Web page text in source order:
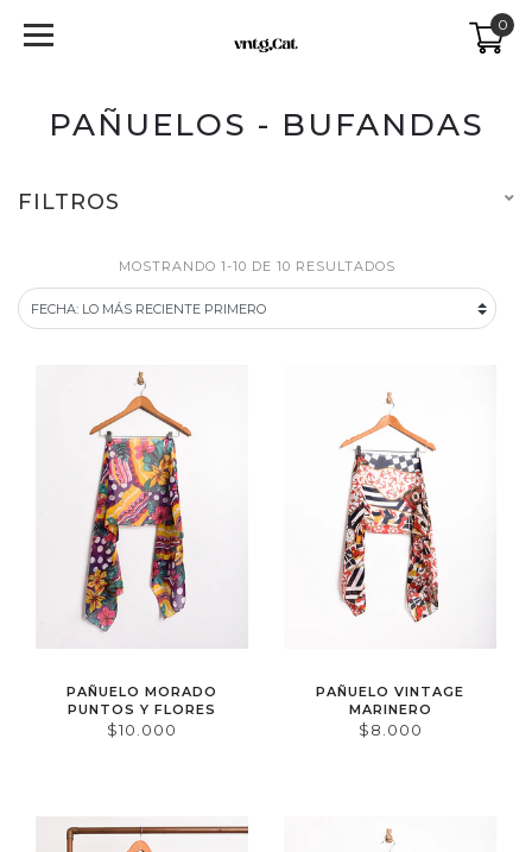
0
PAÑUELOS - BUFANDAS
FILTROS
MOSTRANDO 1-10 DE 10 RESULTADOS
PAÑUELO MORADO
PUNTOS Y FLORES
$10.000
PAÑUELO VINTAGE
MARINERO
$8.000